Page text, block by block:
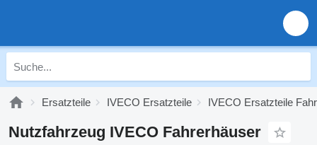
Ersatzteile IVECO Ersatzteile IVECO Ersatzteile
Nutzfahrzeug IVECO Fahrerhäuser